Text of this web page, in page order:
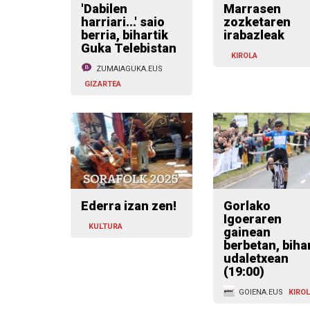
'Dabilen
harriari...' saio
berria, bihartik
Guka Telebistan
ZUMAIAGUKA.EUS
GIZARTEA
Marrasen
zozketaren
irabazleak
KIROLA
Ederra izan zen!
KULTURA
Gorlako
Igoeraren
gainean
berbetan,
udaletxean
(19:00)
GOIENA.EUS